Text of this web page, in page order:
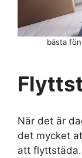
När det är
det mycket
att
bästa